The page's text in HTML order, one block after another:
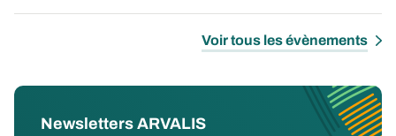
Voir tous les évènements
Newsletters ARVALIS